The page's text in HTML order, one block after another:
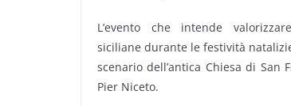
L’evento che intende
siciliane durante le festività
scenario dell’antica Chiesa di San
Pier Niceto.